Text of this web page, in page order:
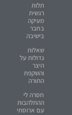
תלות
רגשית
מעיקה
בחבר
בישיבה
שאלות
גדולות על
היצר
והשקפת
התורה
חסרה לי
ההתלהבות
עם ארוסתי